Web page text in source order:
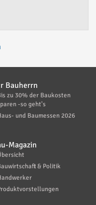
Bauherrn
zu 30% der Baukosten
-so geht's
und Baumessen 2026
Magazin
& Politik